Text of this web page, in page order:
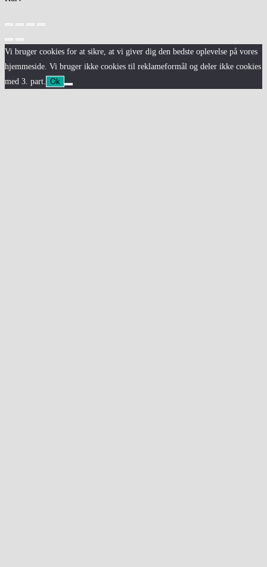
Vi bruger cookies for at sikre, at vi giver dig den bedste oplevelse på vores
hjemmeside. Vi bruger ikke cookies til reklameformål og deler ikke cookies
med 3. part.
Ok